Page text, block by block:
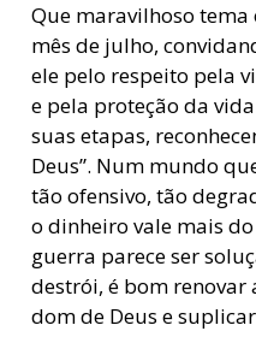
Que maravilhoso tema
mês de julho,
ele pelo respeito pela
e pela proteção da
suas etapas,
Deus”. Num mundo
tão ofensivo, tão
o dinheiro vale mais
guerra parece ser
destrói, é bom renovar
dom de Deus e